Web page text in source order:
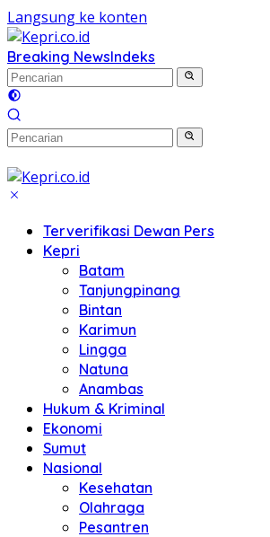
Langsung ke konten
Breaking NewsIndeks
Terverifikasi Dewan Pers
Kepri
Batam
Tanjungpinang
Bintan
Karimun
Lingga
Natuna
Anambas
Hukum & Kriminal
Ekonomi
Sumut
Nasional
Kesehatan
Olahraga
Pesantren